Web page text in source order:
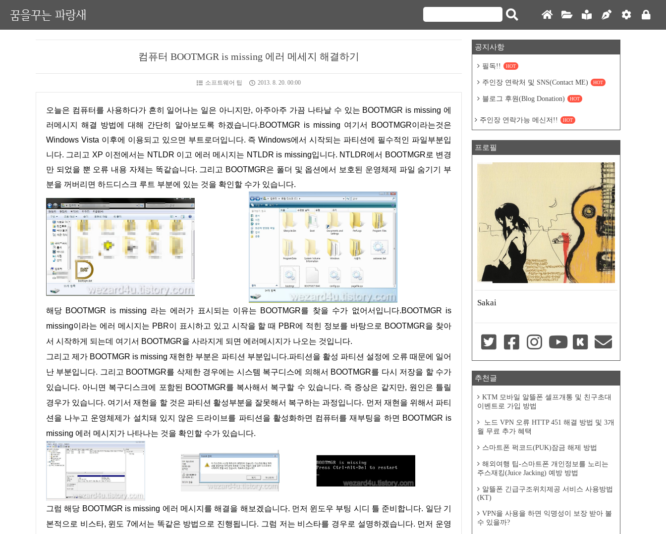
꿈을꾸는 파랑새
컴퓨터 BOOTMGR is missing 에러 메세지 해결하기
소프트웨어 팁 2013. 8. 20. 00:00
오늘은 컴퓨터를 사용하다가 흔히 일어나는 일은 아니지만, 아주아주 가끔 나타날 수 있는 BOOTMGR is missing 에
러메시지 해결 방법에 대해 간단히 알아보도록 하겠습니다.BOOTMGR is missing 여기서 BOOTMGR이라는것은
Windows Vista 이후에 이용되고 있으면 부트로더입니다. 즉 Windows에서 시작되는 파티션에 필수적인 파일부분입
니다. 그리고 XP 이전에서는 NTLDR 이고 에러 메시지는 NTLDR is missing입니다. NTLDR에서 BOOTMGR로 변경
만 되었을 뿐 오류 내용 자체는 똑같습니다. 그리고 BOOTMGR은 폴더 및 옵션에서 보호된 운영체제 파일 숨기기 부
분을 꺼버리면 하드디스크 루트 부분에 있는 것을 확인할 수가 있습니다.
해당 BOOTMGR is missing 라는 에러가 표시되는 이유는 BOOTMGR를 찾을 수가 없어서입니다.BOOTMGR is
missing이라는 에러 메시지는 PBR이 표시하고 있고 시작을 할 때 PBR에 적힌 정보를 바탕으로 BOOTMGR을 찾아
서 시작하게 되는데 여기서 BOOTMGR을 사라지게 되면 에러메시지가 나오는 것입니다.
그리고 제가 BOOTMGR is missing 재현한 부분은 파티션 부분입니다.파티션을 활성 파티션 설정에 오류 때문에 일어
난 부분입니다. 그리고 BOOTMGR를 삭제한 경우에는 시스템 복구디스에 의해서 BOOTMGR를 다시 저장을 할 수가
있습니다. 아니면 복구디스크에 포함된 BOOTMGR를 복사해서 복구할 수 있습니다. 즉 증상은 같지만, 원인은 틀릴
경우가 있습니다. 여기서 재현을 할 것은 파티션 활성부분을 잘못해서 복구하는 과정입니다. 먼저 재현을 위해서 파티
션을 나누고 운영체제가 설치돼 있지 않은 드라이브를 파티션을 활성화하면 컴퓨터를 재부팅을 하면 BOOTMGR is
missing 에러 메시지가 나타나는 것을 확인할 수가 있습니다.
그럼 해당 BOOTMGR is missing 에러 메시지를 해결을 해보겠습니다. 먼저 윈도우 부팅 시디 틀 준비합니다. 일단 기
본적으로 비스타, 윈도 7에서는 똑같은 방법으로 진행됩니다. 그럼 저는 비스타를 경우로 설명하겠습니다. 먼저 운영
공지사항
필독!! HOT
주인장 연락처 및 SNS(Contact ME) HOT
블로그 후원(Blog Donation) HOT
주인장 연락가능 메신저!! HOT
프로필
Sakai
추천글
KTM 모바일 알뜰폰 셀프개통 및 친구초대
이벤트로 가입 방법
노드 VPN 오류 HTTP 451 해결 방법 및 3개
월 무료 추가 혜택
스마트폰 퍽코드(PUK)잠금 해제 방법
해외여행 팁-스마트폰 개인정보를 노리는
주스재킹(Juice Jacking) 예방 방법
알뜰폰 긴급구조위치제공 서비스 사용방법
(KT)
VPN을 사용을 하면 익명성이 보장 받아 볼
수 있을까?